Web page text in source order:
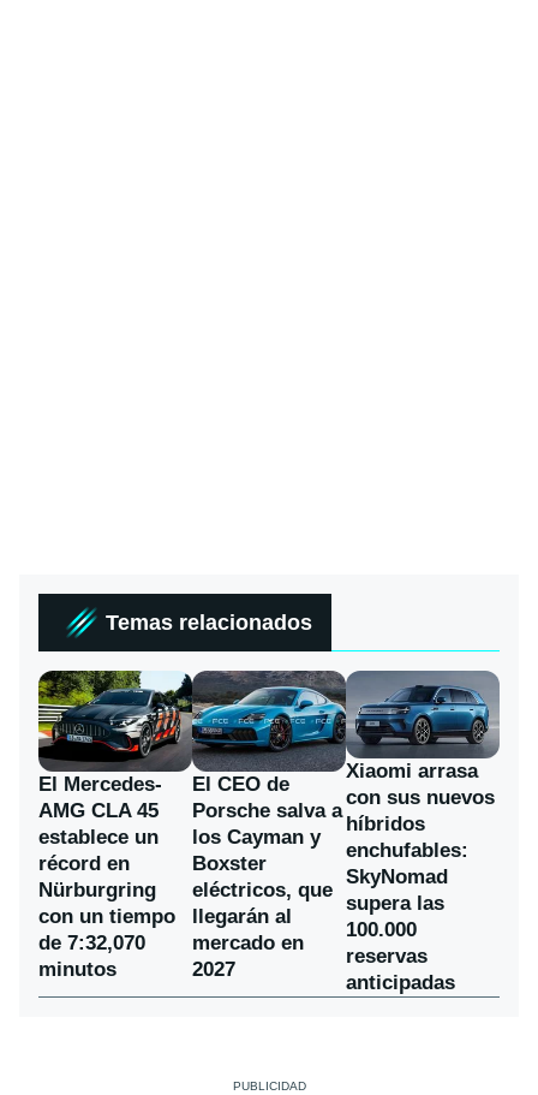
Temas relacionados
El Mercedes-
AMG CLA 45
establece un
récord en
Nürburgring
con un tiempo
de 7:32,070
minutos
El CEO de
Porsche salva a
los Cayman y
Boxster
eléctricos, que
llegarán al
mercado en
2027
Xiaomi arrasa
con sus nuevos
híbridos
enchufables:
SkyNomad
supera las
100.000
reservas
anticipadas